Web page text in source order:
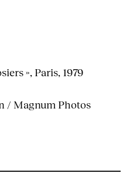
», Paris, 1979
/ Magnum Photos